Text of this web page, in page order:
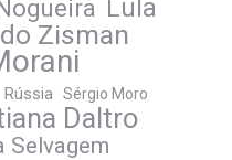
Lula
Zisman
Rússia Sérgio Moro
Daltro
Selvagem